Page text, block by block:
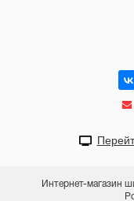
Интернет-магазин